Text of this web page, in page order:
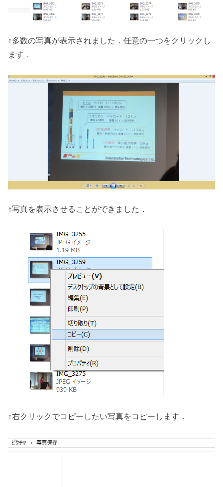
↑多数の写真が表示されました．任意の一つをクリックし
ます．
↑写真を表示させることができました．
↑右クリックでコピーしたい写真をコピーします．